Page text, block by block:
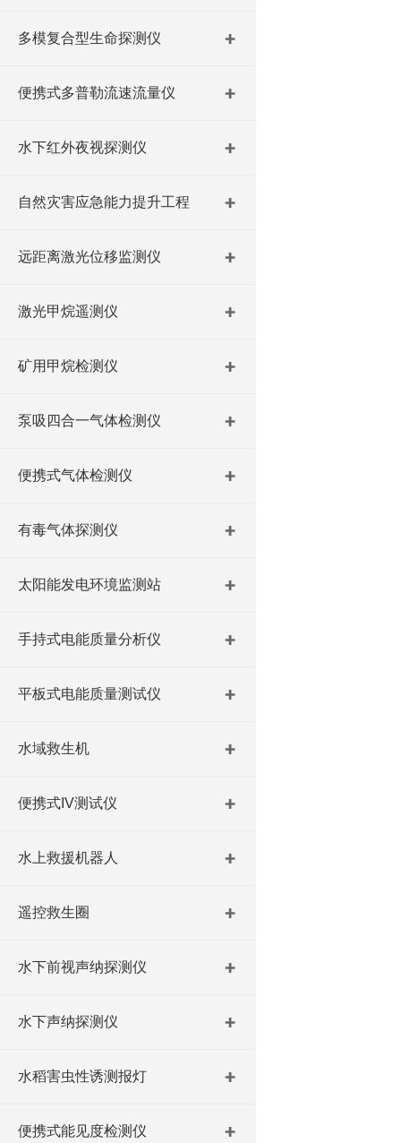
多模复合型生命探测仪
便携式多普勒流速流量仪
水下红外夜视探测仪
自然灾害应急能力提升工程
远距离激光位移监测仪
激光甲烷遥测仪
矿用甲烷检测仪
泵吸四合一气体检测仪
便携式气体检测仪
有毒气体探测仪
太阳能发电环境监测站
手持式电能质量分析仪
平板式电能质量测试仪
水域救生机
便携式IV测试仪
水上救援机器人
遥控救生圈
水下前视声纳探测仪
水下声纳探测仪
水稻害虫性诱测报灯
便携式能见度检测仪